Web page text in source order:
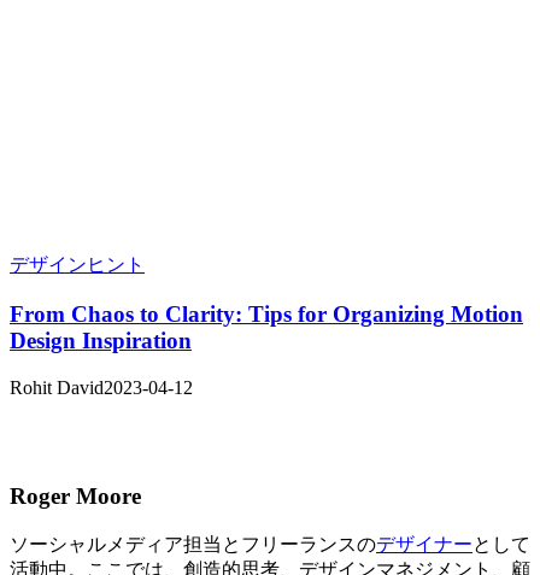
デザインヒント
From Chaos to Clarity: Tips for Organizing Motion
Design Inspiration
Rohit David2023-04-12
Roger Moore
ソーシャルメディア担当とフリーランスのデザイナーとして
活動中。ここでは、創造的思考、デザインマネジメント、顧